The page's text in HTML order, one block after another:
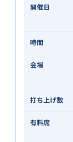
開催日
時間
会場
打ち上げ数
有料席